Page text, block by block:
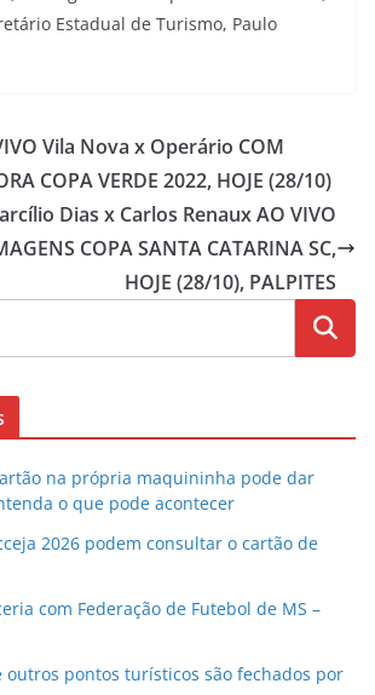
Estadual de Turismo, Paulo
Vila Nova x Operário COM
COPA VERDE 2022, HOJE (28/10)
Dias x Carlos Renaux AO VIVO
COPA SANTA CATARINA SC,
HOJE (28/10), PALPITES
na própria maquininha pode dar
o que pode acontecer
2026 podem consultar o cartão de
com Federação de Futebol de MS –
outros pontos turísticos são fechados por